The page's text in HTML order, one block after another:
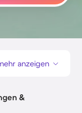
anzeigen
&